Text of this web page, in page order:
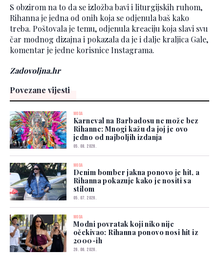
S obzirom na to da se izložba bavi i liturgijskih ruhom,
Rihanna je jedna od onih koja se odjenula baš kako
treba. Poštovala je temu, odjenula kreaciju koja slavi svu
čar modnog dizajna i pokazala da je i dalje kraljica Gale,
komentar je jedne korisnice Instagrama.
Zadovoljna.hr
Povezane vijesti
MODA
Karneval na Barbadosu ne može bez
Rihanne: Mnogi kažu da joj je ovo
jedno od najboljih izdanja
05. 08. 2026.
MODA
Denim bomber jakna ponovo je hit, a
Rihanna pokazuje kako je nositi sa
stilom
05. 07. 2026.
MODA
Modni povratak koji niko nije
očekivao: Rihanna ponovo nosi hit iz
2000-ih
26. 06. 2026.